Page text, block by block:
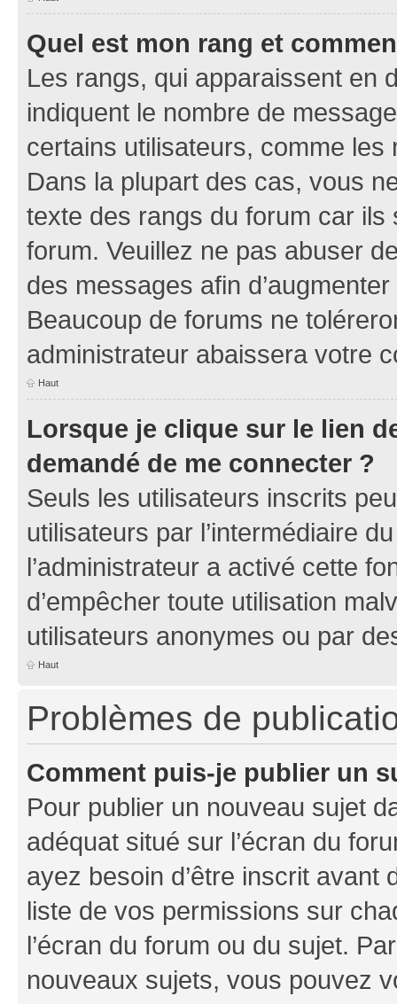
Quel est mon rang et
Les rangs, qui apparaissent en
indiquent le nombre de
certains utilisateurs, comme
Dans la plupart des cas, vous
texte des rangs du forum car ils
forum. Veuillez ne pas abuser
des messages afin
Beaucoup de forums ne
administrateur abaissera votre
Haut
Lorsque je clique sur le lien
demandé de me connecter ?
Seuls les utilisateurs inscrits
utilisateurs par l’intermédiaire
l’administrateur a activé cette
d’empêcher toute utilisation
utilisateurs anonymes ou par
Haut
Problèmes de
Comment puis-je publier un
Pour publier un nouveau sujet
adéquat situé sur l’écran du
ayez besoin d’être inscrit
liste de vos permissions sur
l’écran du forum ou du sujet.
nouveaux sujets, vous pouvez